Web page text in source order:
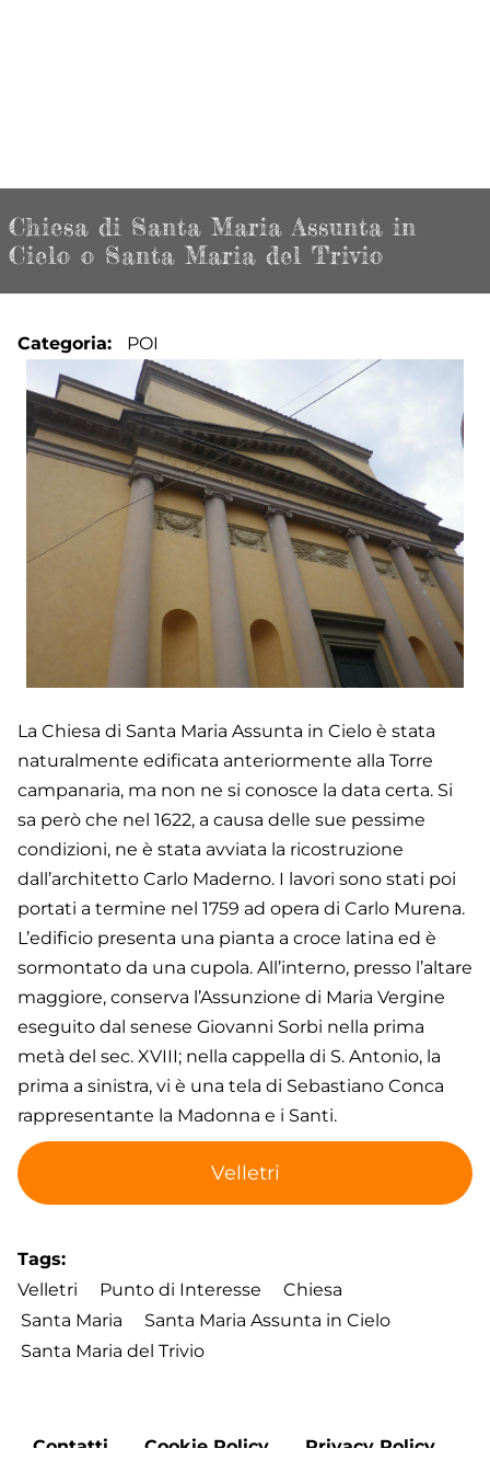
Chiesa di Santa Maria Assunta in
Cielo o Santa Maria del Trivio
Categoria POI
La Chiesa di Santa Maria Assunta in Cielo è stata
naturalmente edificata anteriormente alla Torre
campanaria, ma non ne si conosce la data certa. Si
sa però che nel 1622, a causa delle sue pessime
condizioni, ne è stata avviata la ricostruzione
dall’architetto Carlo Maderno. I lavori sono stati poi
portati a termine nel 1759 ad opera di Carlo Murena.
L’edificio presenta una pianta a croce latina ed è
sormontato da una cupola. All’interno, presso l’altare
maggiore, conserva l’Assunzione di Maria Vergine
eseguito dal senese Giovanni Sorbi nella prima
metà del sec. XVIII; nella cappella di S. Antonio, la
prima a sinistra, vi è una tela di Sebastiano Conca
rappresentante la Madonna e i Santi.
Velletri
Tags
Velletri
Punto di Interesse
Chiesa
Santa Maria
Santa Maria Assunta in Cielo
Santa Maria del Trivio
Footer
Contatti Cookie Policy Privacy Policy